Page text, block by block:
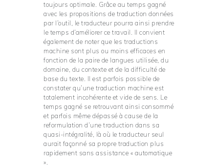
toujours optimale. Grâce au temps gagné
avec les propositions de traduction données
par l’outil, le traducteur pourra ainsi prendre
le temps d’améliorer ce travail. Il convient
également de noter que les traductions
machine sont plus ou moins efficaces en
fonction de la paire de langues utilisée, du
domaine, du contexte et de la difficulté de
base du texte. Il est parfois possible de
constater qu’une traduction machine est
totalement incohérente et vide de sens. Le
temps gagné se retrouvant ainsi consommé
et parfois même dépassé à cause de la
reformulation d’une traduction dans sa
quasi-intégralité, là où le traducteur seul
aurait façonné sa propre traduction plus
rapidement sans assistance « automatique
».